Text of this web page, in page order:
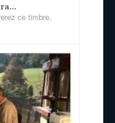
ce timbre,